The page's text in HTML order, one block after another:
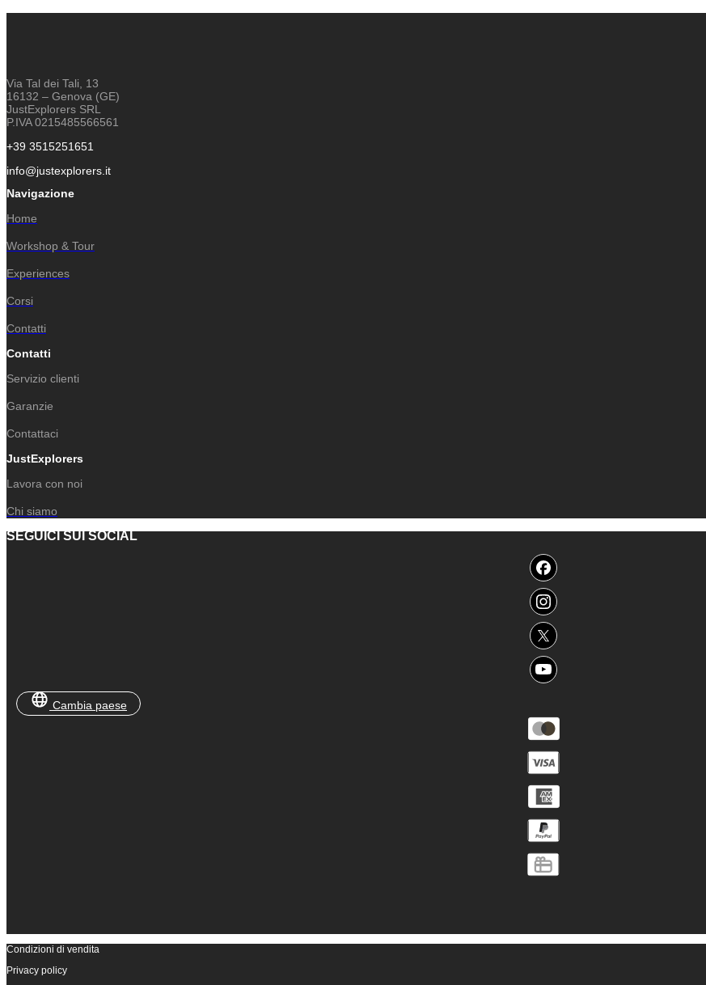
Via Tal dei Tali, 13
16132 – Genova (GE)
JustExplorers SRL
P.IVA 0215485566561
+39 3515251651
info@justexplorers.it
Navigazione
Home
Workshop & Tour
Experiences
Corsi
Contatti
Contatti
Servizio clienti
Garanzie
Contattaci
JustExplorers
Lavora con noi
Chi siamo
SEGUICI SUI SOCIAL
Cambia paese
Condizioni di vendita
Privacy policy